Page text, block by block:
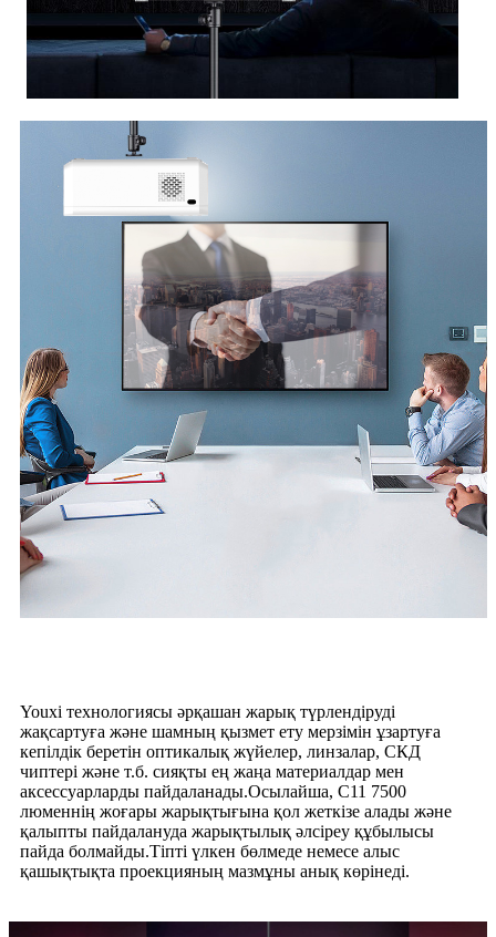
Youxi технологиясы әрқашан жарық түрлендіруді
жақсартуға және шамның қызмет ету мерзімін ұзартуға
кепілдік беретін оптикалық жүйелер, линзалар, СКД
чиптері және т.б. сияқты ең жаңа материалдар мен
аксессуарларды пайдаланады.Осылайша, C11 7500
люменнің жоғары жарықтығына қол жеткізе алады және
қалыпты пайдалануда жарықтылық әлсіреу құбылысы
пайда болмайды.Тіпті үлкен бөлмеде немесе алыс
қашықтықта проекцияның мазмұны анық көрінеді.